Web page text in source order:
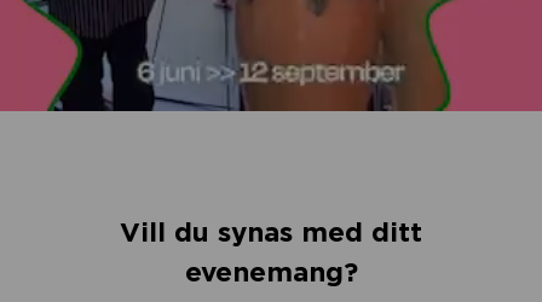
Vill du synas med ditt
evenemang?